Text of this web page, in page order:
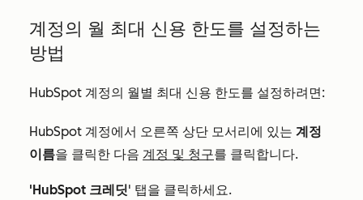
계정의 월 최대 신용 한도를 설정하는
방법
HubSpot 계정의 월별 최대 신용 한도를 설정하려면:
HubSpot 계정에서 오른쪽 상단 모서리에 있는 계정
이름을 클릭한 다음 계정 및 청구를 클릭합니다.
'HubSpot 크레딧' 탭을 클릭하세요.